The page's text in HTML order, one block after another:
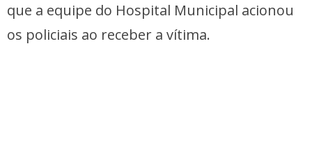
que a equipe do Hospital Municipal acionou
os policiais ao receber a vítima.